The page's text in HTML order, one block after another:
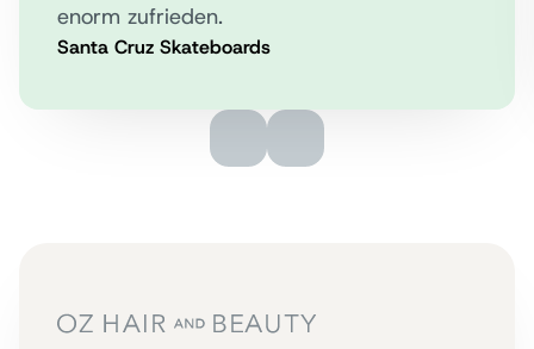
enorm zufrieden.
Santa Cruz Skateboards